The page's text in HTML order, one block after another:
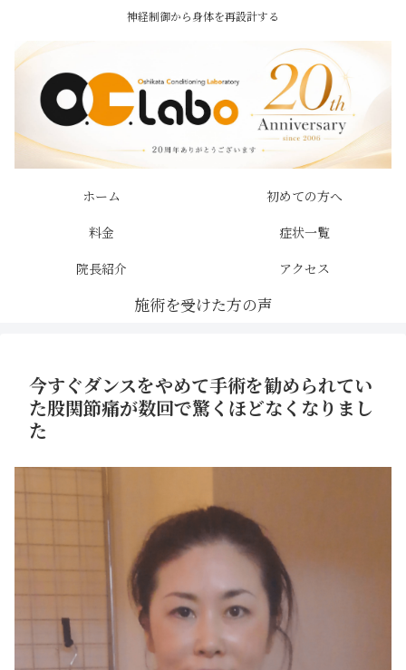
神経制御から身体を再設計する
ホーム
初めての方へ
料金
症状一覧
院長紹介
アクセス
今すぐダンスをやめて手術を勧められてい
た股関節痛が数回で驚くほどなくなりまし
た